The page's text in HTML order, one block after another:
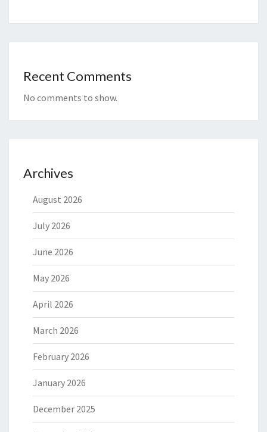
Recent Comments
No comments to show.
Archives
August 2026
July 2026
June 2026
May 2026
April 2026
March 2026
February 2026
January 2026
December 2025